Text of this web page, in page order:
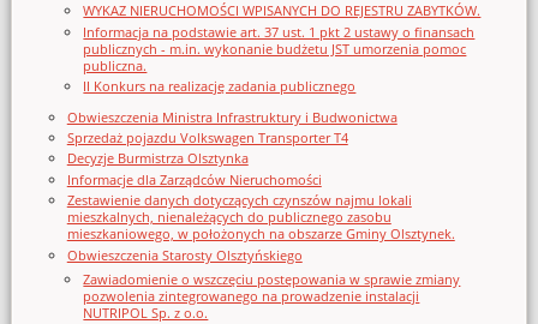
WYKAZ NIERUCHOMOŚCI WPISANYCH DO REJESTRU ZABYTKÓW.
Informacja na podstawie art. 37 ust. 1 pkt 2 ustawy o finansach
publicznych - m.in. wykonanie budżetu JST umorzenia pomoc
publiczna.
II Konkurs na realizację zadania publicznego
Obwieszczenia Ministra Infrastruktury i Budwonictwa
Sprzedaż pojazdu Volkswagen Transporter T4
Decyzje Burmistrza Olsztynka
Informacje dla Zarządców Nieruchomości
Zestawienie danych dotyczących czynszów najmu lokali
mieszkalnych, nienależących do publicznego zasobu
mieszkaniowego, w położonych na obszarze Gminy Olsztynek.
Obwieszczenia Starosty Olsztyńskiego
Zawiadomienie o wszczęciu postępowania w sprawie zmiany
pozwolenia zintegrowanego na prowadzenie instalacji
NUTRIPOL Sp. z o.o.